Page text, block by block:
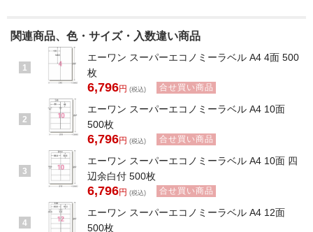
関連商品、色・サイズ・入数違い商品
1
エーワン スーパーエコノミーラベル A4 4面 500
枚
6,796円 (税込) 合せ買い商品
2
エーワン スーパーエコノミーラベル A4 10面
500枚
6,796円 (税込) 合せ買い商品
3
エーワン スーパーエコノミーラベル A4 10面 四
辺余白付 500枚
6,796円 (税込) 合せ買い商品
4
エーワン スーパーエコノミーラベル A4 12面
500枚